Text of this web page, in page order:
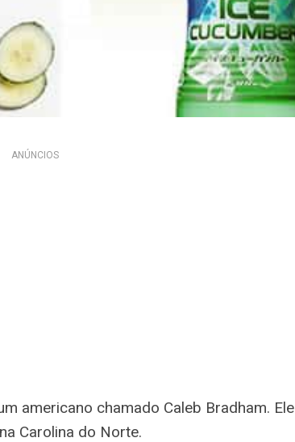
ANÚNCIOS
americano chamado Caleb Bradham. Ele
Carolina do Norte.